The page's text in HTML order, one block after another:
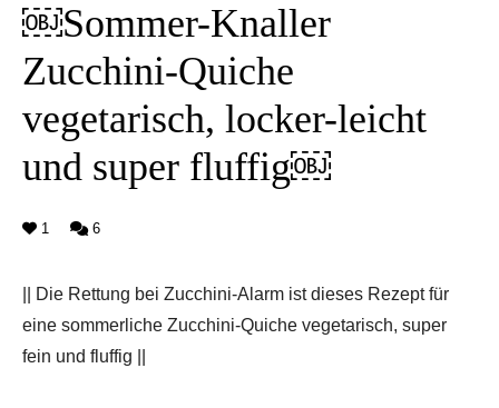
￼Sommer-Knaller
Zucchini-Quiche
vegetarisch, locker-leicht
und super fluffig￼
1 6
|| Die Rettung bei Zucchini-Alarm ist dieses Rezept für
eine sommerliche Zucchini-Quiche vegetarisch, super
fein und fluffig ||